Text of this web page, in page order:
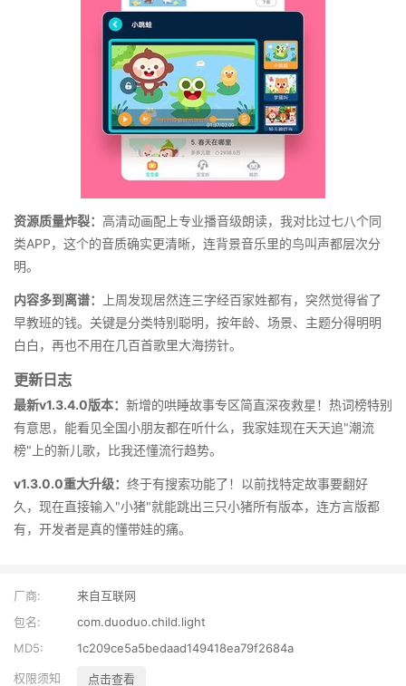
资源质量炸裂： 高清动画配上专业播音级朗读，我对比过七八个同
类APP，这个的音质确实更清晰，连背景音乐里的鸟叫声都层次分
明。
内容多到离谱：
上周发现居然连三字经百家姓都有，突然觉得省了
早教班的钱。关键是分类特别聪明，按年龄、场景、主题分得明明
白白，再也不用在几百首歌里大海捞针。
更新日志
最新v1.3.4.0版本： 新增的哄睡故事专区简直深夜救星！热词榜特别
有意思，能看见全国小朋友都在听什么，我家娃现在天天追"潮流
榜"上的新儿歌，比我还懂流行趋势。
v1.3.0.0重大升级： 终于有搜索功能了！以前找特定故事要翻好
久，现在直接输入"小猪"就能跳出三只小猪所有版本，连方言版都
有，开发者是真的懂带娃的痛。
厂商:
来自互联网
包名:
com.duoduo.child.light
MD5:
1c209ce5a5bedaad149418ea79f2684a
权限须知 点击查看